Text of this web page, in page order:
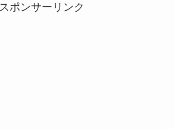
スポンサーリンク